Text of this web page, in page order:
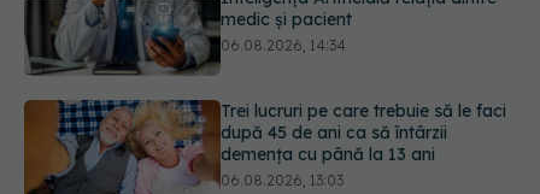
Trei lucruri pe care trebuie să le faci
după 45 de ani ca să întârzii
06.08.2026, 13:03
Medicii de la Fundeni demontează
unul dintre cele mai răspândite